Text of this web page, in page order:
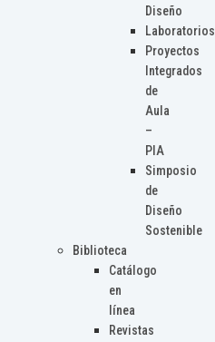
Diseño
Laboratorios
Proyectos
Integrados
de
Aula
–
PIA
Simposio
de
Diseño
Sostenible
Biblioteca
Catálogo
en
línea
Revistas